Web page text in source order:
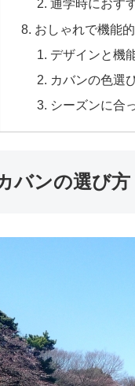
通学時におす
おしゃれで機能
デザインと機
カバンの色選
シーズンに合
バンの選び方